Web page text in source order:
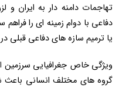
تهاجمات دامنه دار به ایران و
دفاعی با دوام زمینه ای را
یا ترمیم سازه های دفاعی قبلی
ویژگی خاص جغرافیایی سرزمین
گروه های مختلف انسانی باعث